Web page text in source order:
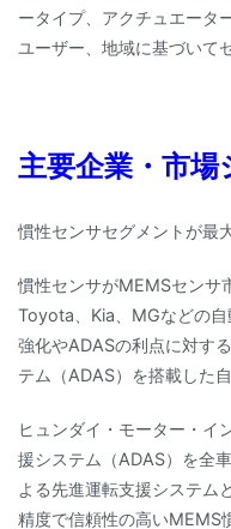
ータイプ、アクチュエータ
ユーザー、地域に基づいて
主要企業・市場
慣性センサセグメントが最
慣性センサがMEMSセンサ
Toyota、Kia、MGなどの
強化やADASの利点に対す
テム（ADAS）を搭載した
ヒュンダイ・モーター・イ
援システム（ADAS）を全
よる先進運転支援システム
精度で信頼性の高いMEMS